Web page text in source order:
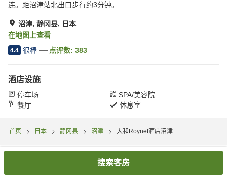
连。距沼津站北出口步行约3分钟。
沼津, 静冈县, 日本
在地图上查看
4.4 很棒 点评数: 383
酒店设施
停车场
SPA/美容院
餐厅
休息室
首页 日本 静冈县 沼津 大和Roynet酒店沼津
搜索客房